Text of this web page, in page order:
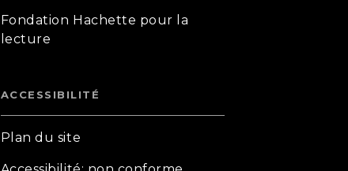
Fondation Hachette pour la
lecture
ACCESSIBILITÉ
Plan du site